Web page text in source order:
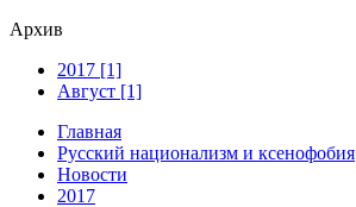
Архив
2017 [1]
Август [1]
Главная
Русский национализм и ксенофобия
Новости
2017